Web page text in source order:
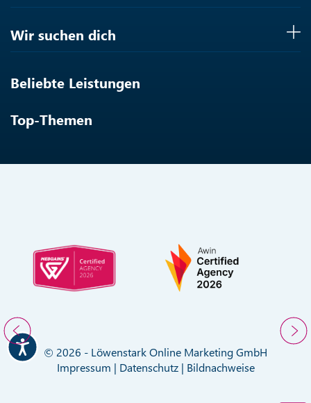
Wir suchen dich
Beliebte Leistungen
Top-Themen
© 2026 - Löwenstark Online Marketing GmbH
Impressum | Datenschutz| Bildnachweise